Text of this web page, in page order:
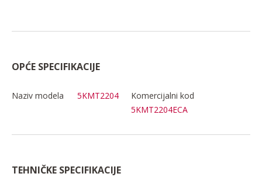
OPĆE SPECIFIKACIJE
Naziv modela 5KMT2204
Komercijalni kod
5KMT2204ECA
TEHNIČKE SPECIFIKACIJE